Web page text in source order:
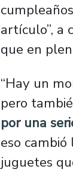
artículo”, a
que en
“Hay un
pero
por una
eso
juguetes